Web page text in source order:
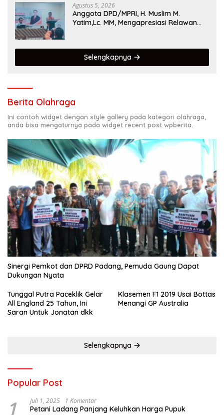
Agustus 5, 2026
Anggota DPD/MPRI, H. Muslim M.
Yatim,Lc. MM, Mengapresiasi Relawan
Selengkapnya
Berita Olahraga
Ini contoh widget dengan style gallery pada kategori olahraga,
anda bisa mengaturnya pada widget recent post wpberita.
Sinergi Pemkot dan DPRD Padang, Pemuda Gaung Dapat
Dukungan Nyata
Tunggal Putra Paceklik Gelar
All England 25 Tahun, Ini
Saran Untuk Jonatan dkk
Klasemen F1 2019 Usai Bottas
Menangi GP Australia
Selengkapnya
Popular Post
1 Juli 1, 2025 1 Komentar
Petani Ladang Panjang Keluhkan Harga Pupuk